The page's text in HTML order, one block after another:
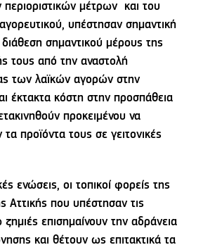
μέτρων και του
υπέστησαν σημαντική
σημαντικού μέρους της
τους από την αναστολή
των λαϊκών αγορών στην
έκτακτα κόστη στην προσπάθεια
προκειμένου να
προϊόντα τους σε γειτονικές
ενώσεις, οι τοπικοί φορείς της
Αττικής που υπέστησαν τις
επισημαίνουν την αδράνεια
και θέτουν ως επιτακτικά τα